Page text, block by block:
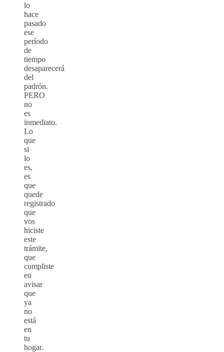
lo
hace
pasado
ese
período
de
tiempo
desaparecerá
del
padrón.
PERO
no
es
inmediato.
Lo
que
si
lo
es,
es
que
quede
registrado
que
vos
hiciste
este
trámite,
que
cumpliste
en
avisar
que
ya
no
está
en
tu
hogar.